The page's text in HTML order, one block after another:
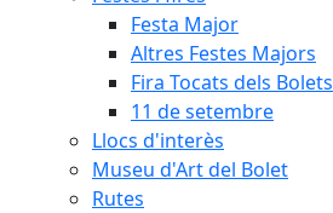
Festa Major
Altres Festes Majors
Fira Tocats dels Bolets
11 de setembre
Llocs d'interès
Museu d'Art del Bolet
Rutes